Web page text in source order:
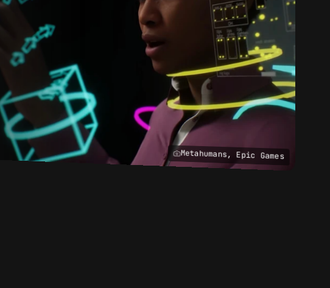
Metahumans, Epic Games